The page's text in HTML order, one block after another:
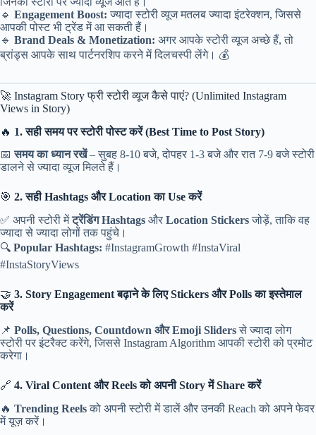
🔹 Engagement Boost: ज्यादा स्टोरी व्यूज मतलब ज्यादा इंटरेक्शन, जिससे
आपकी पोस्ट भी ट्रेंड में आ सकती हैं।
🔹 Brand Deals & Monetization: अगर आपके स्टोरी व्यूज अच्छे हैं, तो
ब्रांड्स आपके साथ पार्टनरशिप करने में दिलचस्पी लेंगे। 💰
🚀 Instagram Story फ्री स्टोरी व्यूज कैसे पाएं? (Unlimited Instagram
Views in Story)
🔥 1. सही समय पर स्टोरी पोस्ट करें (Best Time to Post Story)
📅समय का ध्यान रखें– सुबह 8-10 बजे, दोपहर 1-3 बजे और रात 7-9 बजे स्टोरी
डालने से ज्यादा व्यूज मिलते हैं।
🎯 2. सही Hashtags और Location का Use करें
✅ अपनी स्टोरी मेंट्रेंडिंग Hashtags और Location Stickersजोड़ें, ताकि वह
ज्यादा से ज्यादा लोगों तक पहुंचे।
🔍 Popular Hashtags: #InstagramGrowth #InstaViral
#InstaStoryViews
🤝 3. Story Engagement बढ़ाने के लिए Stickers और Polls का इस्तेमाल
करें
📌 Polls, Questions, Countdown और Emoji Slidersसे ज्यादा लोग
स्टोरी पर इंटरैक्ट करेंगे, जिससे Instagram Algorithm आपकी स्टोरी को प्रमोट
करेगा।
🔗 4. Viral Content और Reels को अपनी Story में Share करें
🔥 Trending Reelsको अपनी स्टोरी में डालें और उनकी Reach को अपने फेवर
में यूज़ करें।